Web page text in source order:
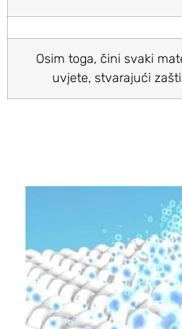
Osim toga, čini svaki
uvjete, stvarajući